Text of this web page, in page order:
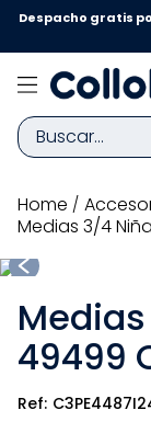
Despacho gratis
Buscar...
Medias 3/4
49499
TÉRMINOS MÁS
1.
zapatillas niña
2.
3
medias
4.
sandalias